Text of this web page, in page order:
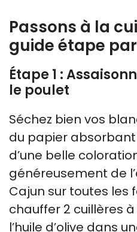
Passons à la
guide étape
Étape 1 :
le poulet
Séchez bien vos
du papier absorbant
d’une belle
généreusement de
Cajun sur toutes les
chauffer 2 cuillères
l’huile d’olive dans